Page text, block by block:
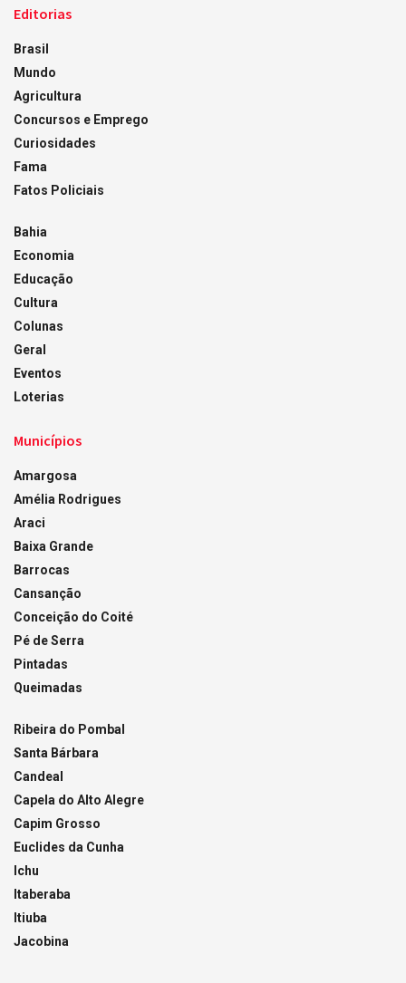
Editorias
Brasil
Mundo
Agricultura
Concursos e Emprego
Curiosidades
Fama
Fatos Policiais
Bahia
Economia
Educação
Cultura
Colunas
Geral
Eventos
Loterias
Municípios
Amargosa
Amélia Rodrigues
Araci
Baixa Grande
Barrocas
Cansanção
Conceição do Coité
Pé de Serra
Pintadas
Queimadas
Ribeira do Pombal
Santa Bárbara
Candeal
Capela do Alto Alegre
Capim Grosso
Euclides da Cunha
Ichu
Itaberaba
Itiuba
Jacobina